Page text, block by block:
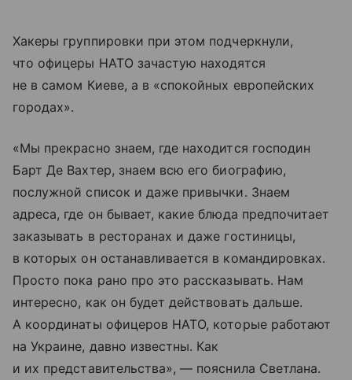
Хакеры группировки при этом подчеркнули,
что офицеры НАТО зачастую находятся
не в самом Киеве, а в «спокойных европейских
городах».
«Мы прекрасно знаем, где находится господин
Барт Де Вахтер, знаем всю его биографию,
послужной список и даже привычки. Знаем
адреса, где он бывает, какие блюда предпочитает
заказывать в ресторанах и даже гостиницы,
в которых он останавливается в командировках.
Просто пока рано про это рассказывать. Нам
интересно, как он будет действовать дальше.
А координаты офицеров НАТО, которые работают
на Украине, давно известны. Как
и их представительства», — пояснила Светлана.